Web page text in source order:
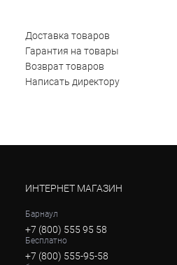
Доставка товаров
Гарантия на товары
Возврат товаров
Написать директору
ИНТЕРНЕТ МАГАЗИН
Барнаул
+7 (800) 555 95 58
Бесплатно
+7 (800) 555-95-58